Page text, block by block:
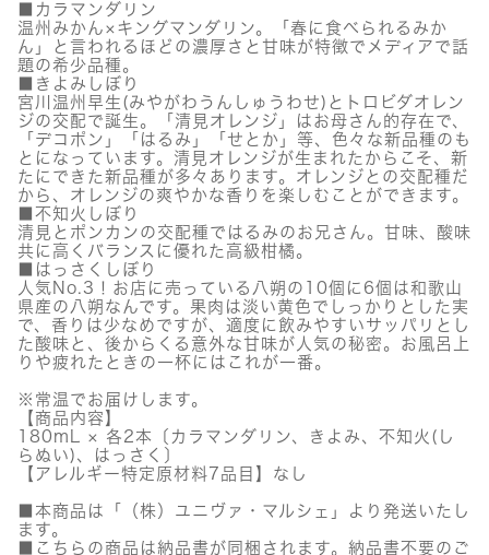
ト
個
■カラマンダリン
温州みかん×キングマンダリン。「春に食べられるみか
ん」と言われるほどの濃厚さと甘味が特徴でメディアで話
題の希少品種。
■きよみしぼり
宮川温州早生(みやがわうんしゅうわせ)とトロビダオレン
ジの交配で誕生。「清見オレンジ」はお母さん的存在で、
「デコポン」「はるみ」「せとか」等、色々な新品種のも
とになっています。清見オレンジが生まれたからこそ、新
たにできた新品種が多々あります。オレンジとの交配種だ
から、オレンジの爽やかな香りを楽しむことができます。
■不知火しぼり
清見とポンカンの交配種ではるみのお兄さん。甘味、酸味
共に高くバランスに優れた高級柑橘。
■はっさくしぼり
人気No.3！お店に売っている八朔の10個に6個は和歌山
県産の八朔なんです。果肉は淡い黄色でしっかりとした実
で、香りは少なめですが、適度に飲みやすいサッパリとし
た酸味と、後からくる意外な甘味が人気の秘密。お風呂上
りや疲れたときの一杯にはこれが一番。
※常温でお届けします。
【商品内容】
180mL × 各2本〔カラマンダリン、きよみ、不知火(し
らぬい)、はっさく〕
【アレルギー特定原材料7品目】なし
■本商品は「（株）ユニヴァ・マルシェ」より発送いたし
ます。
■こちらの商品は納品書が同梱されます。納品書不要のご